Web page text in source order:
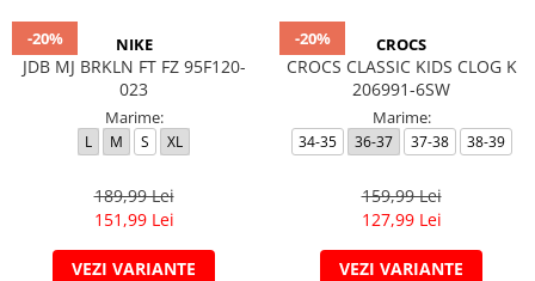
-20% NIKE
JDB MJ BRKLN FT FZ 95F120-
023
Marime:
L M S XL
189,99 Lei
151,99 Lei
VEZI VARIANTE
-20% CROCS
CROCS CLASSIC KIDS CLOG K
206991-6SW
Marime:
34-35 36-37 37-38 38-39
159,99 Lei
127,99 Lei
VEZI VARIANTE